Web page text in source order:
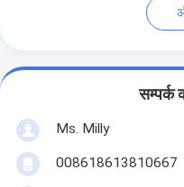
सम्पर्क
Ms. Milly
008618613810667